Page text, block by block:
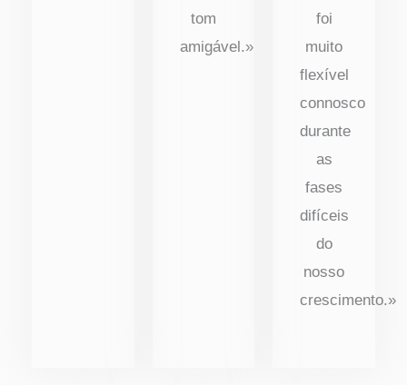
tom
amigável.»
foi
muito
flexível
connosco
durante
as
fases
difíceis
do
nosso
crescimento.»